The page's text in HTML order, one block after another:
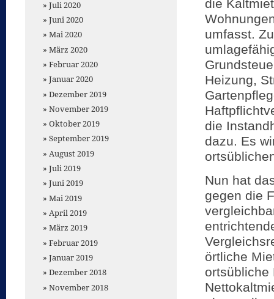
die
umfasst.
Heizung,
die
dazu. Es
Nun hat
gegen die
örtliche
ortsübliche
Juli 2020
Juni 2020
Mai 2020
März 2020
Februar 2020
Januar 2020
Dezember 2019
November 2019
Oktober 2019
September 2019
August 2019
Juli 2019
Juni 2019
Mai 2019
April 2019
März 2019
Februar 2019
Januar 2019
Dezember 2018
November 2018